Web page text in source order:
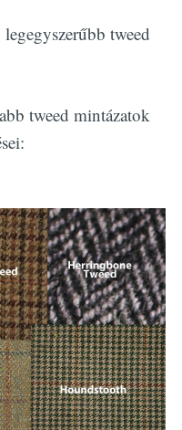
tweed
tweed mintázatok